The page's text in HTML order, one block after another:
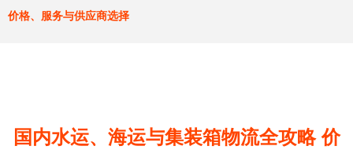
价格、服务与供应商选择
国内水运、海运与集装箱物流全攻略 价